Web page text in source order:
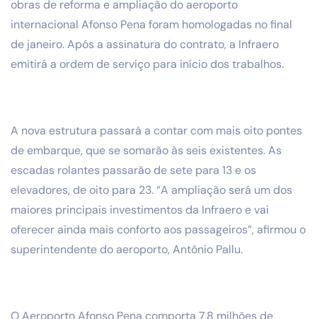
obras de reforma e ampliação do aeroporto
internacional Afonso Pena foram homologadas no final
de janeiro. Após a assinatura do contrato, a Infraero
emitirá a ordem de serviço para início dos trabalhos.
A nova estrutura passará a contar com mais oito pontes
de embarque, que se somarão às seis existentes. As
escadas rolantes passarão de sete para 13 e os
elevadores, de oito para 23. “A ampliação será um dos
maiores principais investimentos da Infraero e vai
oferecer ainda mais conforto aos passageiros”, afirmou o
superintendente do aeroporto, Antônio Pallu.